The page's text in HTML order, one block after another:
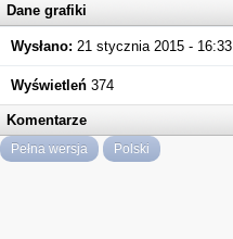
Dane grafiki
Wysłano: 21 stycznia 2015 - 16:33
Wyświetleń 374
Komentarze
Pełna wersja Polski